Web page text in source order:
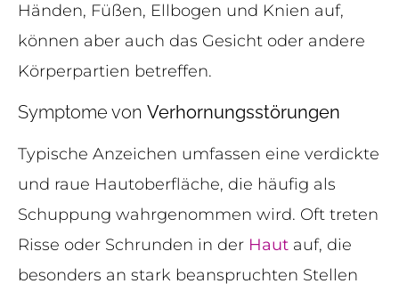
Händen, Füßen, Ellbogen und Knien auf,
können aber auch das Gesicht oder andere
Körperpartien betreffen.
Symptome von Verhornungsstörungen
Typische Anzeichen umfassen eine verdickte
und raue Hautoberfläche, die häufig als
Schuppung wahrgenommen wird. Oft treten
Risse oder Schrunden in der Haut auf, die
besonders an stark beanspruchten Stellen